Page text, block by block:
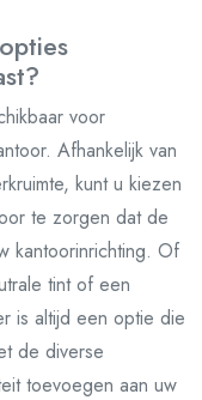
voor
Afhankelijk van
kunt u kiezen
te zorgen dat de
kantoorinrichting. Of
tint of een
is altijd een optie die
de diverse
toevoegen aan uw